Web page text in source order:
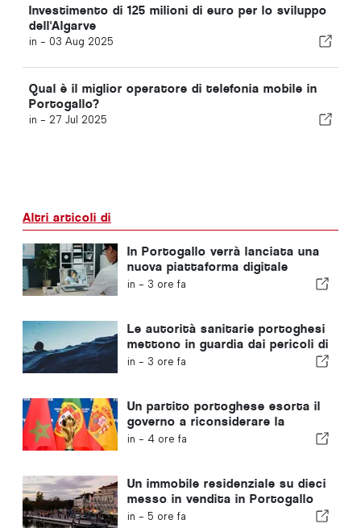
Investimento di 125 milioni di euro per lo sviluppo
dell'Algarve
in - 03 Aug 2025
Qual è il miglior operatore di telefonia mobile in
Portogallo?
in - 27 Jul 2025
Altri articoli di
In Portogallo verrà lanciata una
nuova piattaforma digitale
dedicata alla sanità
in - 3 ore fa
Le autorità sanitarie portoghesi
mettono in guardia dai pericoli di
annegamento
in - 3 ore fa
Un partito portoghese esorta il
governo a riconsiderare la
candidatura del Marocco a
in - 4 ore fa
Un immobile residenziale su dieci
messo in vendita in Portogallo
viene venduto in meno di una
in - 5 ore fa